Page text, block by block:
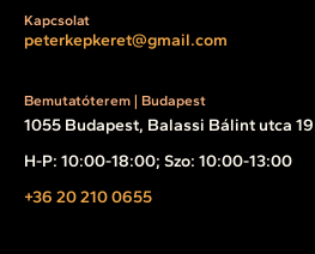
Kapcsolat
peterkepkeret@gmail.com
Bemutatóterem | Budapest
1055 Budapest, Balassi Bálint utca
H-P: 10:00-18:00; Szo: 10:00-13:00
+36 20 210 0655